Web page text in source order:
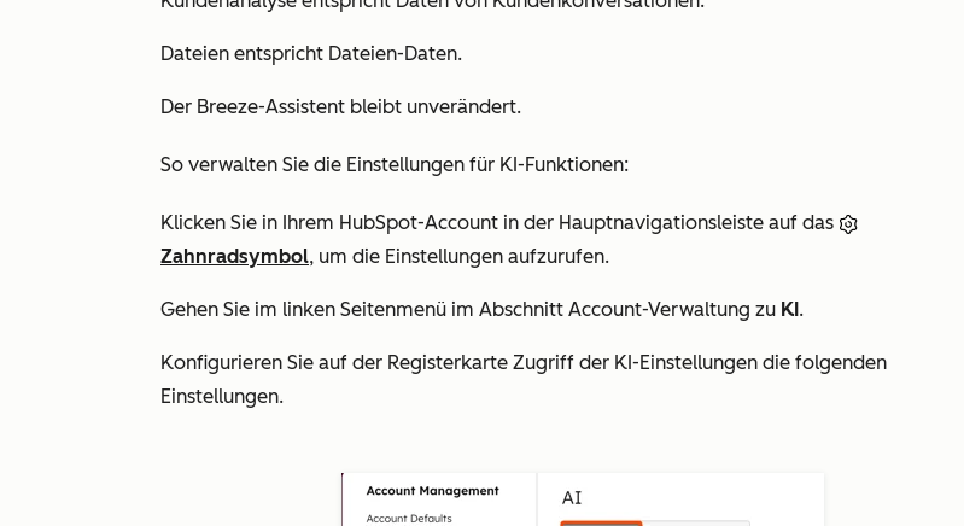
Dateien entspricht Dateien-Daten.
Der Breeze-Assistent bleibt unverändert.
So verwalten Sie die Einstellungen für KI-Funktionen:
Klicken Sie in Ihrem HubSpot-Account in der Hauptnavigationsleiste auf das
Zahnradsymbol, um die Einstellungen aufzurufen.
Gehen Sie im linken Seitenmenü im Abschnitt Account-Verwaltung zu KI.
Konfigurieren Sie auf der Registerkarte Zugriff der KI-Einstellungen die folgenden
Einstellungen.